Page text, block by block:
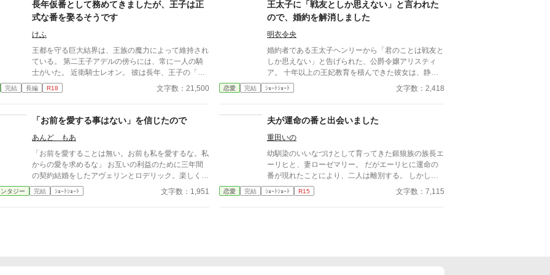
長年仮番として務めてきましたが、王子は正
式な番を娶るそうです
けふ
王都を守る巨大結界は、王族の魔力によって維持され
ている。 第二王子アデルの傍らには、常に一人の騎
士がいた。 近衛騎士レオン。 彼は長年、王子の「仮
番」として特別な任務を担っている。 しかし王子
は、他国の王女との正式な番契約が決まってしまっ
結界塔で行われる儀式の中で、 二人の関係は次第に
変わり始める。 王族と騎士。 主と臣下。 越えてはな
らない境界を前にしても、 王子は騎士の手を取る。
「共に立て」 ※オメガバースではありません ※ふん
わり読んでください ※なんでも許せる方向け ※イラ
ストはChatGPTさん
完結 長編 R18 文字数：21,500
王太子に「戦友としか思えない」と言われた
ので、婚約を解消しました
明衣令央
婚約者である王太子ヘンリーから「君のことは戦友と
しか思えない」と告げられた、公爵令嬢アリスティ
ア。 十年以上の王妃教育を積んできた彼女は、静か
に婚約解消を受け入れる。 一年後、幸せな結婚を迎
えた彼女にとって、ヘンリーのその後は――もうどう
恋愛 完結 ｼｮｰﾄｼｮｰﾄ 文字数：2,418
「お前を愛する事はない」を信じたので
あんど もあ
「お前を愛することは無い。お前も私を愛するな。私
からの愛を求めるな」 お互いの利益のために三年間
の契約結婚をしたアヴェリンとロデリック。楽しく三
年を過ごしたアヴェリンは屋敷を出ていこうとするの
だが……。
タジー 完結 ｼｮｰﾄｼｮｰﾄ 文字数：1,951
夫が運命の番と出会いました
重田いの
幼馴染のいいなづけとして育ってきた銀狼族の族長エ
ーリヒと、妻ローゼマリー。 だがエーリヒに運命の
番が現れたことにより、二人は離別する。 しかし二
年後、修道院に暮らすローゼマリーの元へエーリヒが
現れ――!?
恋愛 完結 ｼｮｰﾄｼｮｰﾄ R15 文字数：7,115